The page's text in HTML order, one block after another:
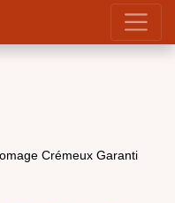
Crémeux Garanti